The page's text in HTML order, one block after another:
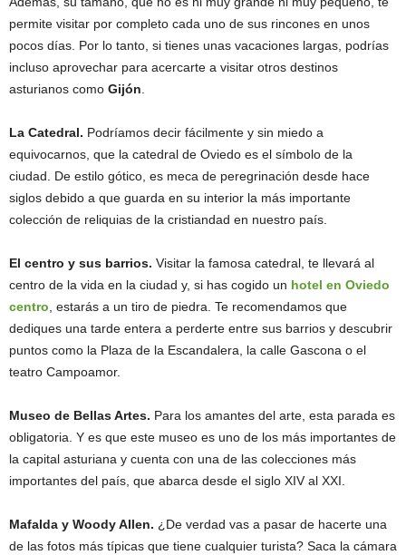
permite visitar por completo cada uno de sus rincones en unos
pocos días. Por lo tanto, si tienes unas vacaciones largas, podrías
incluso aprovechar para acercarte a visitar otros destinos
asturianos como Gijón
La Catedral. Podríamos decir fácilmente y sin miedo a
equivocarnos, que la catedral de Oviedo es el símbolo de la
ciudad. De estilo gótico, es meca de peregrinación desde hace
siglos debido a que guarda en su interior la más importante
colección de reliquias de la cristiandad en nuestro país.
El centro y sus barrios. Visitar la famosa catedral, te llevará al
centro de la vida en la ciudad y, si has cogido un hotel en Oviedo
centro , estarás a un tiro de piedra. Te recomendamos que
dediques una tarde entera a perderte entre sus barrios y descubrir
puntos como la Plaza de la Escandalera, la calle Gascona o el
teatro Campoamor.
Museo de Bellas Artes. Para los amantes del arte, esta parada es
obligatoria. Y es que este museo es uno de los más importantes de
la capital asturiana y cuenta con una de las colecciones más
importantes del país, que abarca desde el siglo XIV al XXI.
Mafalda y Woody Allen. ¿De verdad vas a pasar de hacerte una
de las fotos más típicas que tiene cualquier turista? Saca la cámara